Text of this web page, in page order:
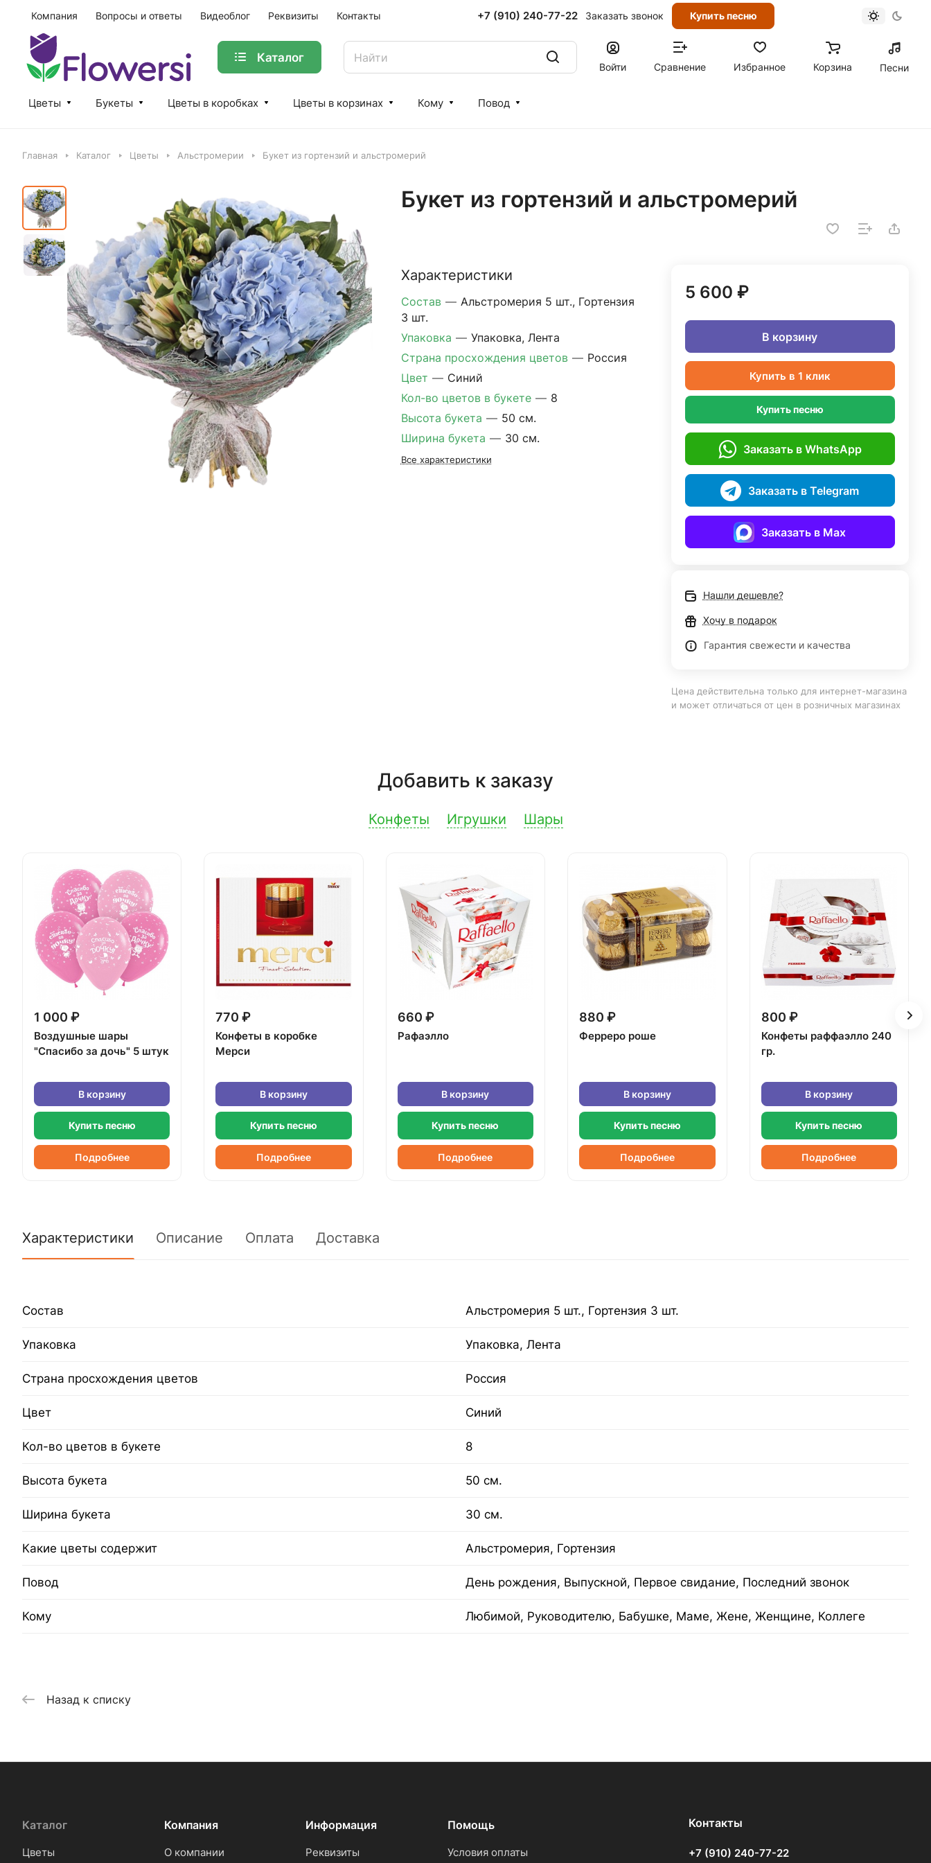
Компания Вопросы и ответы Видеоблог Реквизиты Контакты +7 (910) 240-77-22 Заказать звонок Купить песню
Каталог
Войти Сравнение Избранное Корзина Песни
Цветы Букеты Цветы в коробках Цветы в корзинах Кому Повод
Главная Каталог Цветы Альстромерии Букет из гортензий и альстромерий
Букет из гортензий и альстромерий
Характеристики
Состав — Альстромерия 5 шт., Гортензия
3 шт.
Упаковка — Упаковка, Лента
Страна просхождения цветов — Россия
Цвет — Синий
Кол-во цветов в букете — 8
Высота букета — 50 см.
Ширина букета — 30 см.
Все характеристики
5 600 ₽
В корзину
Купить в 1 клик
Купить песню
Заказать в WhatsApp
Заказать в Telegram
Заказать в Max
Нашли дешевле?
Хочу в подарок
Гарантия свежести и качества
Цена действительна только для интернет-магазина
и может отличаться от цен в розничных магазинах
Добавить к заказу
Конфеты Игрушки Шары
1 000 ₽
Воздушные шары
"Спасибо за дочь" 5 штук
В корзину
Купить песню
Подробнее
770 ₽
Конфеты в коробке
Мерси
В корзину
Купить песню
Подробнее
660 ₽
Рафаэлло
В корзину
Купить песню
Подробнее
880 ₽
Ферреро роше
В корзину
Купить песню
Подробнее
800 ₽
Конфеты раффаэлло 240
гр.
В корзину
Купить песню
Подробнее
Характеристики Описание Оплата Доставка
Состав Альстромерия 5 шт., Гортензия 3 шт.
Упаковка Упаковка, Лента
Страна просхождения цветов Россия
Цвет Синий
Кол-во цветов в букете 8
Высота букета 50 см.
Ширина букета 30 см.
Какие цветы содержит Альстромерия, Гортензия
Повод День рождения, Выпускной, Первое свидание, Последний звонок
Кому Любимой, Руководителю, Бабушке, Маме, Жене, Женщине, Коллеге
Назад к списку
Каталог
Цветы
Компания
О компании
Информация
Реквизиты
Помощь
Условия оплаты
Контакты
+7 (910) 240-77-22